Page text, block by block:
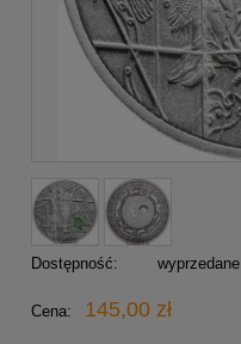
Dostępność: wyprzedane
Cena: 145,00 zł